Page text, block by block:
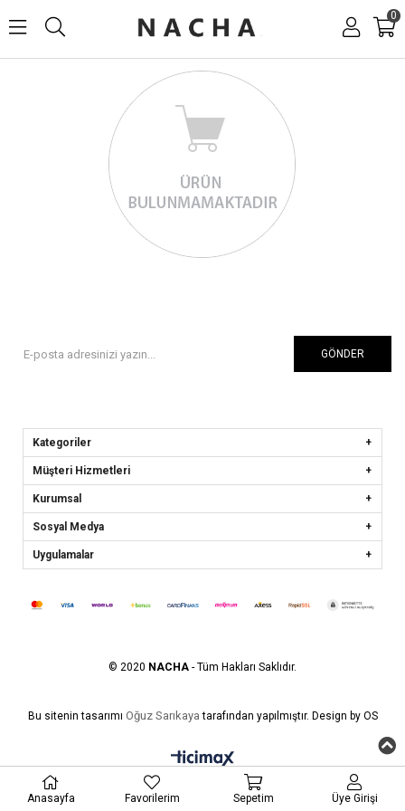
0
GÖNDER
Kategoriler
Müşteri Hizmetleri
Kurumsal
Sosyal Medya
Uygulamalar
© 2020 NACHA - Tüm Hakları Saklıdır.
Bu sitenin tasarımı Oğuz Sarıkaya tarafından yapılmıştır. Design by OS
Anasayfa Favorilerim Sepetim Üye Girişi